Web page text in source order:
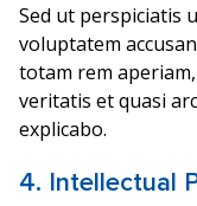
Sed ut perspiciatis
voluptatem
totam rem
veritatis et quasi
explicabo.
4. Intellectual